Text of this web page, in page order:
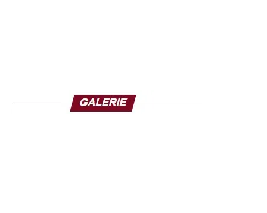
l’armée joue un rôle central dans la vie politique
guinéenne depuis le coup d’État de septembre 2021 en